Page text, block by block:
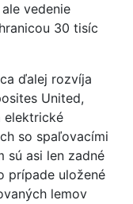
vedenie
30 tisíc
ďalej rozvíja
United,
elektrické
so spaľovacími
sú asi len zadné
prípade uložené
lemov